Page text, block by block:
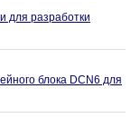
для разработки
блока DCN6 для